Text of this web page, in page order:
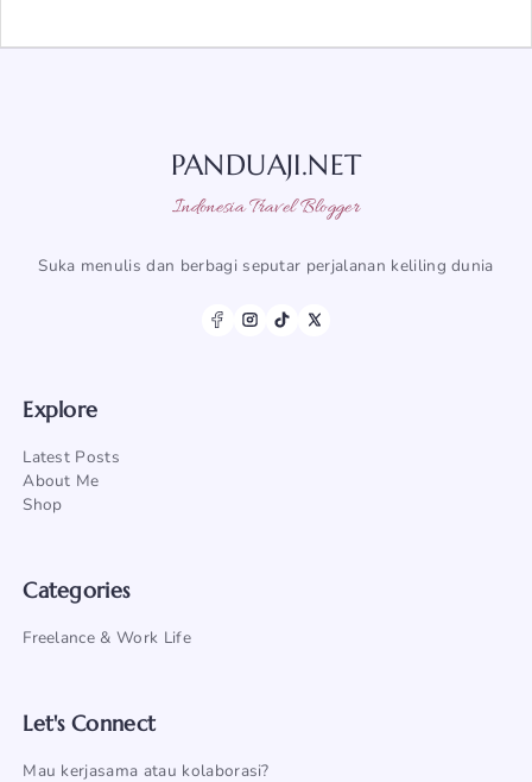
PANDUAJI.NET
Indonesia Travel Blogger
Suka menulis dan berbagi seputar perjalanan keliling dunia
Explore
Latest Posts
About Me
Shop
Categories
Freelance & Work Life
Let's Connect
Mau kerjasama atau kolaborasi?